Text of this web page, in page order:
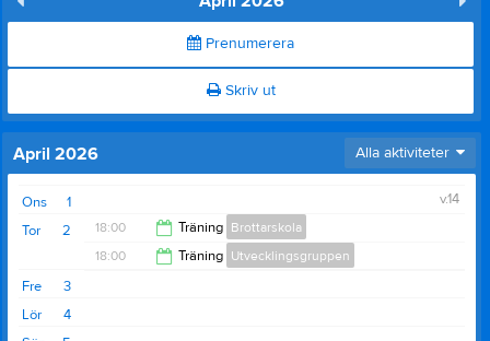
Prenumerera
Skriv ut
April 2026 Alla aktiviteter
1
Ons
v.14
2
Tor 18:00 Träning Brottarskola
18:00 Träning Utvecklingsgruppen
3
Fre
4
Lör